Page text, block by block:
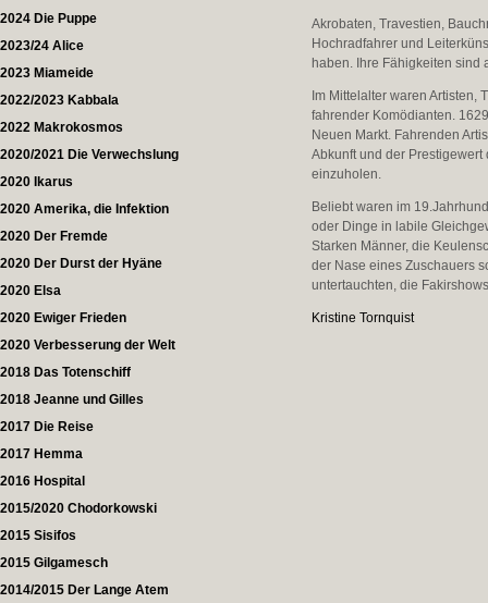
2024 Die Puppe
2023/24 Alice
2023 Miameide
2022/2023 Kabbala
2022 Makrokosmos
2020/2021 Die Verwechslung
2020 Ikarus
2020 Amerika, die Infektion
2020 Der Fremde
2020 Der Durst der Hyäne
2020 Elsa
2020 Ewiger Frieden
2020 Verbesserung der Welt
2018 Das Totenschiff
2018 Jeanne und Gilles
2017 Die Reise
2017 Hemma
2016 Hospital
2015/2020 Chodorkowski
2015 Sisifos
2015 Gilgamesch
2014/2015 Der Lange Atem
Akrobaten, Travestien,
Hochradfahrer und
haben. Ihre Fähigkeiten sind
Im Mittelalter waren Artisten,
fahrender Komödianten.
Neuen Markt. Fahrenden
Abkunft und der
einzuholen.
Beliebt waren im
oder Dinge in labile
Starken Männer, die
der Nase eines Zuschauers
untertauchten, die
Kristine Tornquist